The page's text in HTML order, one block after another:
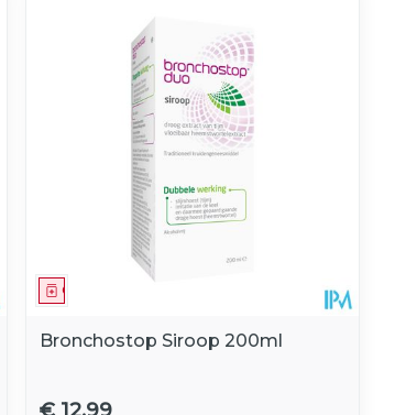
Geneesmiddel
Bronchostop Siroop 200ml